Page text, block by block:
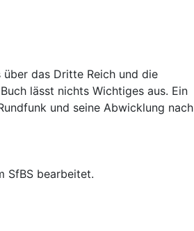
das Dritte Reich und die
lässt nichts Wichtiges aus. Ein
und seine Abwicklung nach
SfBS bearbeitet.